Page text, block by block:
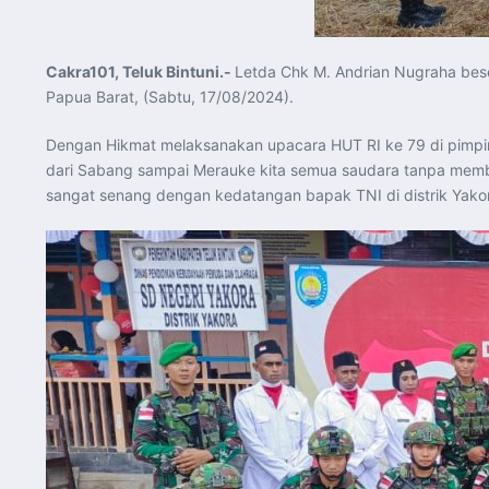
Cakra101, Teluk Bintuni.- Letda Chk M. Andrian Nugraha
Papua Barat, (Sabtu, 17/08/2024).
Dengan Hikmat melaksanakan upacara HUT RI ke 79 di
dari Sabang sampai Merauke kita semua saudara tanpa
sangat senang dengan kedatangan bapak TNI di distrik